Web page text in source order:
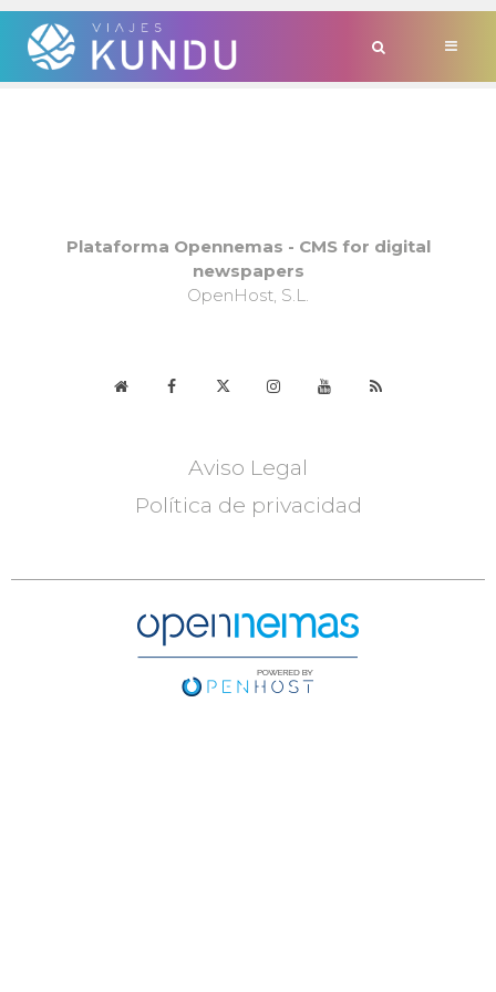
SOCIEDAD
No hay Contenidos
Plataforma Opennemas - CMS for digital
newspapers
OpenHost, S.L.
Aviso Legal
Política de privacidad